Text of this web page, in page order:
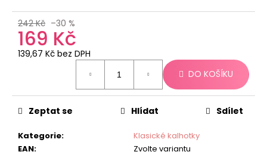
242 Kč –30 %
169 Kč
139,67 Kč bez DPH
DO KOŠÍKU
Kategorie:
Klasické kalhotky
EAN: Zvolte variantu
Zeptat se Hlídat Sdílet
j
e
m
e